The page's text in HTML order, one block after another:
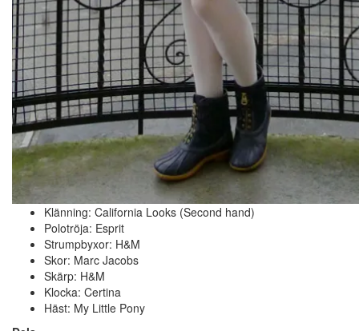
Klänning: California Looks (Second hand)
Polotröja: Esprit
Strumpbyxor: H&M
Skor: Marc Jacobs
Skärp: H&M
Klocka: Certina
Häst: My Little Pony